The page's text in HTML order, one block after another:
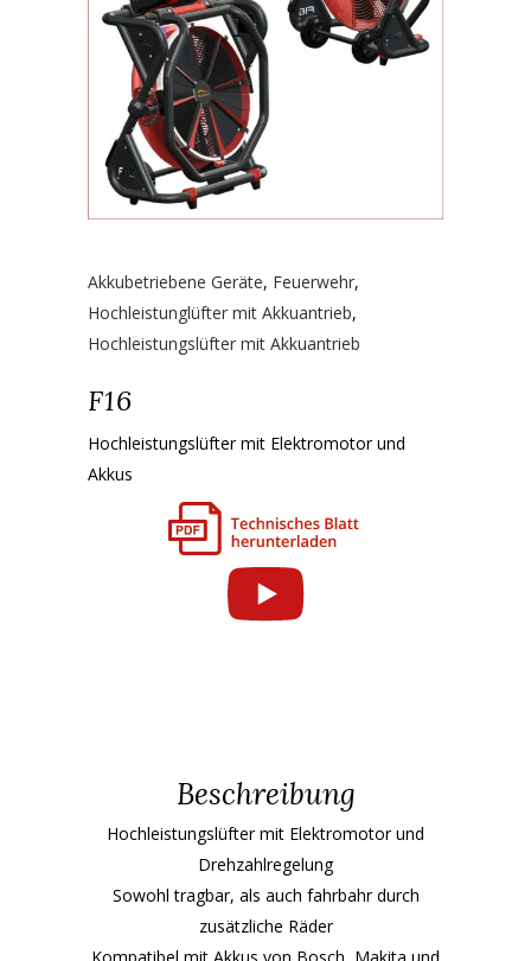
Akkubetriebene Geräte, Feuerwehr,
Hochleistunglüfter mit Akkuantrieb,
Hochleistungslüfter mit Akkuantrieb
F16
Hochleistungslüfter mit Elektromotor und
Akkus
Beschreibung
Hochleistungslüfter mit Elektromotor und
Drehzahlregelung
Sowohl tragbar, als auch fahrbahr durch
zusätzliche Räder